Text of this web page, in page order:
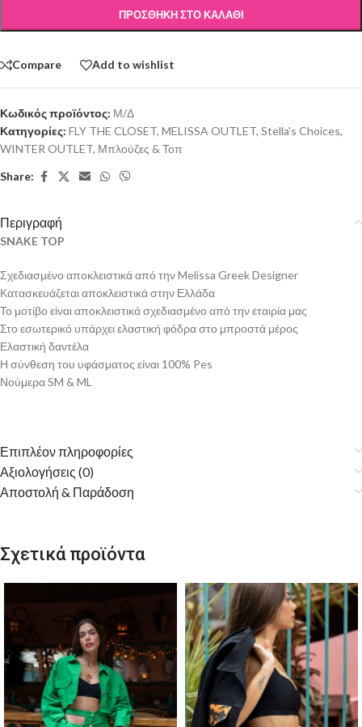
ΠΡΟΣΘΉΚΗ ΣΤΟ ΚΑΛΆΘΙ
Compare Add to wishlist
Κωδικός προϊόντος: Μ/Δ
Κατηγορίες: FLY THE CLOSET, MELISSA OUTLET, Stella's Choices,
WINTER OUTLET, Μπλούζες & Τοπ
Share:
Περιγραφή
SNAKE TOP
Σχεδιασμένο αποκλειστικά από την Melissa Greek Designer
Κατασκευάζεται αποκλειστικά στην Ελλάδα
Το μοτίβο είναι αποκλειστικά σχεδιασμένο από την εταιρία μας
Στο εσωτερικό υπάρχει ελαστική φόδρα στο μπροστά μέρος
Ελαστική δαντέλα
Η σύνθεση του υφάσματος είναι 100% Pes
Νούμερα SM & ML
Επιπλέον πληροφορίες
Αξιολογήσεις (0)
Αποστολή & Παράδοση
Σχετικά προϊόντα